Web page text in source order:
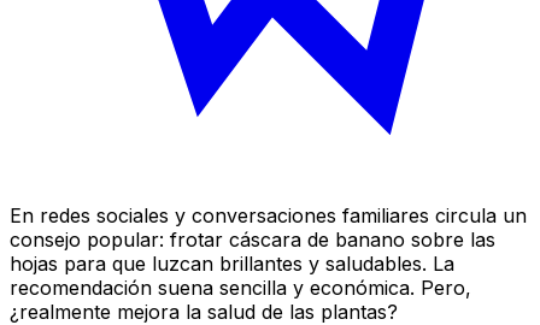
En redes sociales y conversaciones familiares circula un
consejo popular: frotar cáscara de banano sobre las
hojas para que luzcan brillantes y saludables. La
recomendación suena sencilla y económica. Pero,
¿realmente mejora la salud de las plantas?